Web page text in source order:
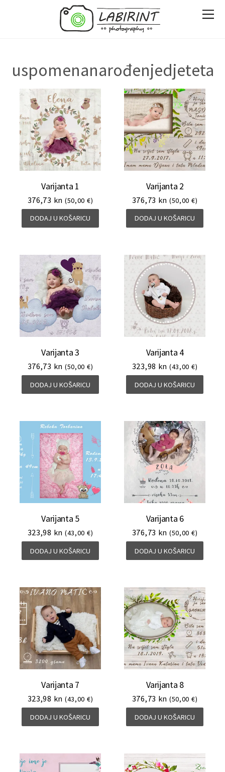
uspomenanarođenjedjeteta
Varijanta 1
376,73 kn (50,00 €)
DODAJ U KOŠARICU
Varijanta 2
376,73 kn (50,00 €)
DODAJ U KOŠARICU
Varijanta 3
376,73 kn (50,00 €)
DODAJ U KOŠARICU
Varijanta 4
323,98 kn (43,00 €)
DODAJ U KOŠARICU
Varijanta 5
323,98 kn (43,00 €)
DODAJ U KOŠARICU
Varijanta 6
376,73 kn (50,00 €)
DODAJ U KOŠARICU
Varijanta 7
323,98 kn (43,00 €)
DODAJ U KOŠARICU
Varijanta 8
376,73 kn (50,00 €)
DODAJ U KOŠARICU